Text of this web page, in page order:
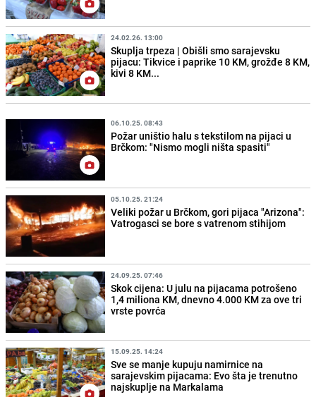
24.02.26. 13:00
Skuplja trpeza | Obišli smo sarajevsku
pijacu: Tikvice i paprike 10 KM, grožđe 8 KM,
kivi 8 KM...
06.10.25. 08:43
Požar uništio halu s tekstilom na pijaci u
Brčkom: "Nismo mogli ništa spasiti"
05.10.25. 21:24
Veliki požar u Brčkom, gori pijaca "Arizona":
Vatrogasci se bore s vatrenom stihijom
24.09.25. 07:46
Skok cijena: U julu na pijacama potrošeno
1,4 miliona KM, dnevno 4.000 KM za ove tri
vrste povrća
15.09.25. 14:24
Sve se manje kupuju namirnice na
sarajevskim pijacama: Evo šta je trenutno
najskuplje na Markalama